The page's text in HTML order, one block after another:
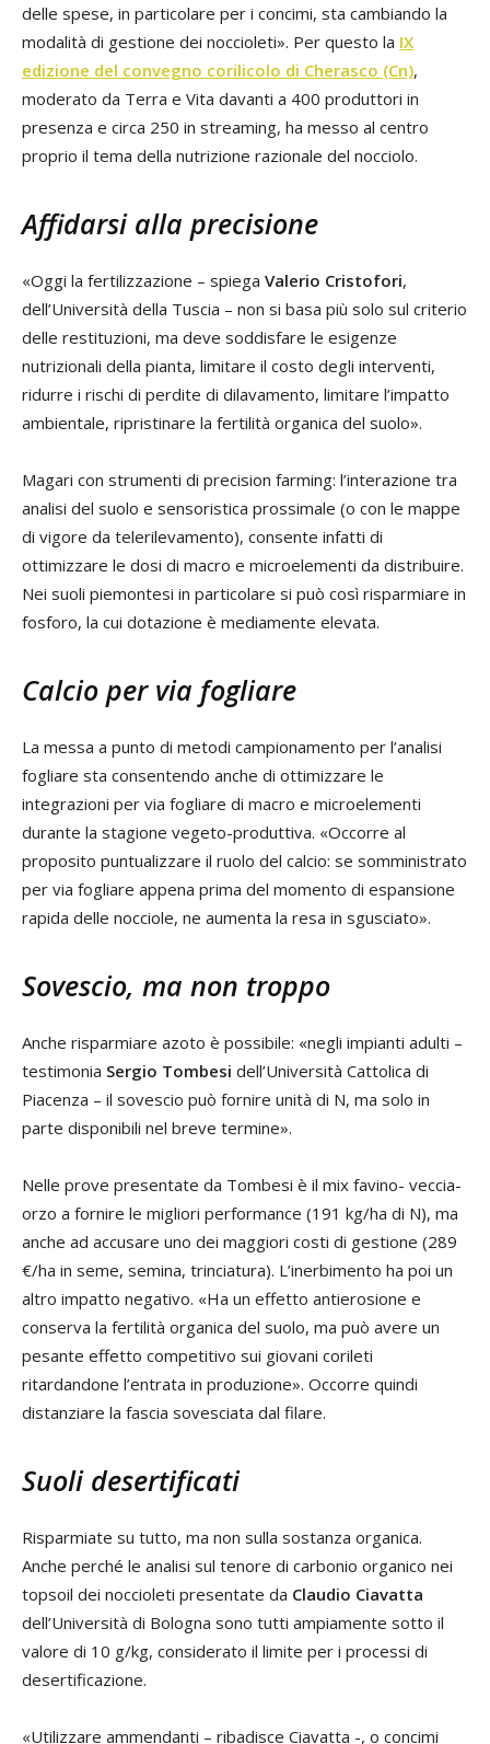
delle spese, in particolare per i concimi, sta cambiando la
modalità di gestione dei noccioleti». Per questo la IX
edizione del convegno corilicolo di Cherasco (Cn),
moderato da Terra e Vita davanti a 400 produttori in
presenza e circa 250 in streaming, ha messo al centro
proprio il tema della nutrizione razionale del nocciolo.
Affidarsi alla precisione
«Oggi la fertilizzazione – spiega Valerio Cristofori,
dell’Università della Tuscia – non si basa più solo sul criterio
delle restituzioni, ma deve soddisfare le esigenze
nutrizionali della pianta, limitare il costo degli interventi,
ridurre i rischi di perdite di dilavamento, limitare l’impatto
ambientale, ripristinare la fertilità organica del suolo».
Magari con strumenti di precision farming: l’interazione tra
analisi del suolo e sensoristica prossimale (o con le mappe
di vigore da telerilevamento), consente infatti di
ottimizzare le dosi di macro e microelementi da distribuire.
Nei suoli piemontesi in particolare si può così risparmiare in
fosforo, la cui dotazione è mediamente elevata.
Calcio per via fogliare
La messa a punto di metodi campionamento per l’analisi
fogliare sta consentendo anche di ottimizzare le
integrazioni per via fogliare di macro e microelementi
durante la stagione vegeto-produttiva. «Occorre al
proposito puntualizzare il ruolo del calcio: se somministrato
per via fogliare appena prima del momento di espansione
rapida delle nocciole, ne aumenta la resa in sgusciato».
Sovescio, ma non troppo
Anche risparmiare azoto è possibile: «negli impianti adulti –
testimonia Sergio Tombesi dell’Università Cattolica di
Piacenza – il sovescio può fornire unità di N, ma solo in
parte disponibili nel breve termine».
Nelle prove presentate da Tombesi è il mix favino- veccia-
orzo a fornire le migliori performance (191 kg/ha di N), ma
anche ad accusare uno dei maggiori costi di gestione (289
€/ha in seme, semina, trinciatura). L’inerbimento ha poi un
altro impatto negativo. «Ha un effetto antierosione e
conserva la fertilità organica del suolo, ma può avere un
pesante effetto competitivo sui giovani corileti
ritardandone l’entrata in produzione». Occorre quindi
distanziare la fascia sovesciata dal filare.
Suoli desertificati
Risparmiate su tutto, ma non sulla sostanza organica.
Anche perché le analisi sul tenore di carbonio organico nei
topsoil dei noccioleti presentate da Claudio Ciavatta
dell’Università di Bologna sono tutti ampiamente sotto il
valore di 10 g/kg, considerato il limite per i processi di
desertificazione.
«Utilizzare ammendanti – ribadisce Ciavatta -, o concimi